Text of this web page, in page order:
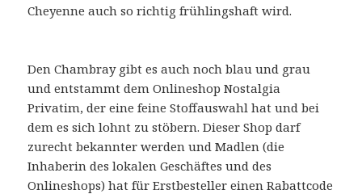
Cheyenne auch so richtig frühlingshaft wird.
Den Chambray gibt es auch noch blau und grau
und entstammt dem Onlineshop Nostalgia
Privatim, der eine feine Stoffauswahl hat und bei
dem es sich lohnt zu stöbern. Dieser Shop darf
zurecht bekannter werden und Madlen (die
Inhaberin des lokalen Geschäftes und des
Onlineshops) hat für Erstbesteller einen Rabattcode